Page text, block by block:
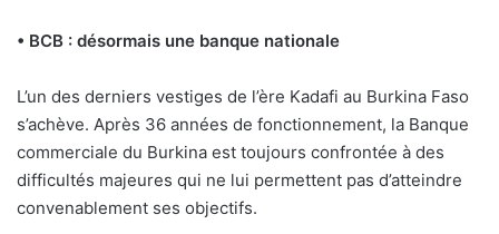
• BCB : désormais une banque nationale
L’un des derniers vestiges de l’ère Kadafi au Burkina Faso
s’achève. Après 36 années de fonctionnement, la Banque
commerciale du Burkina est toujours confrontée à des
difficultés majeures qui ne lui permettent pas d’atteindre
convenablement ses objectifs.